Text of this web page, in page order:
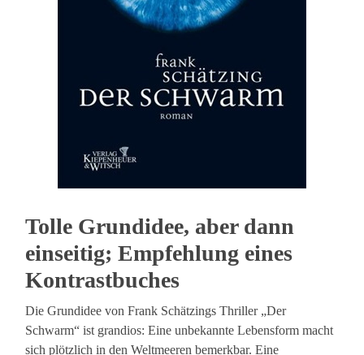
Tolle Grundidee, aber dann
einseitig; Empfehlung eines
Kontrastbuches
Die Grundidee von Frank Schätzings Thriller „Der
Schwarm“ ist grandios: Eine unbekannte Lebensform macht
sich plötzlich in den Weltmeeren bemerkbar. Eine